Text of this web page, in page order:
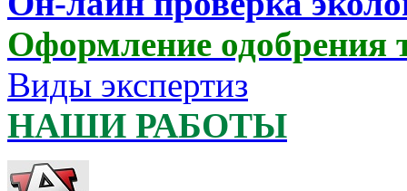
Оформление
Виды экспертиз
НАШИ РАБОТЫ